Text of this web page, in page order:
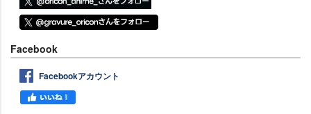
Facebook
Facebookアカウント